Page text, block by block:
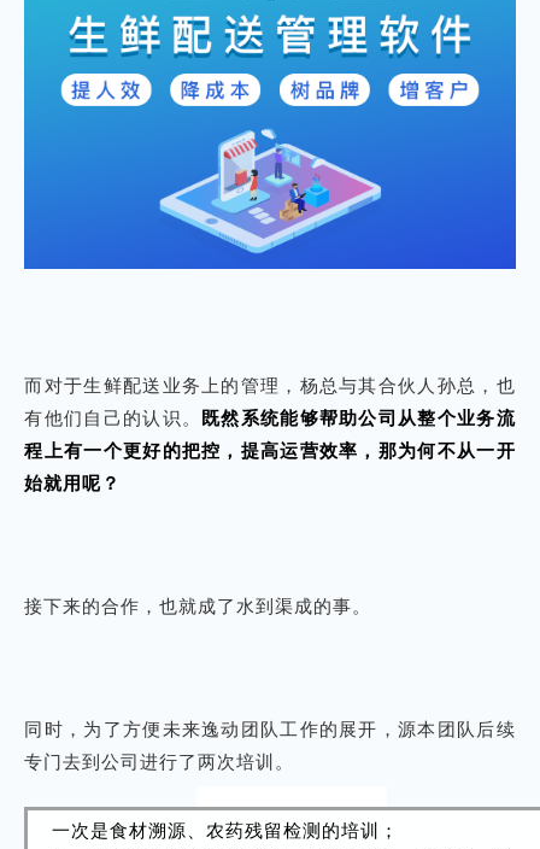
而对于生鲜配送业务上的管理，杨总与其合伙人孙总，也
有他们自己的认识。
既然系统能够帮助公司从整个业务流
程上有一个更好的把控，提高运营效率，那为何不从一开
始就用呢？
接下来的合作，也就成了水到渠成的事。
同时，为了方便未来逸动团队工作的展开，源本团队后续
专门去到公司进行了两次培训。
一次是食材溯源、农药残留检测的培训；